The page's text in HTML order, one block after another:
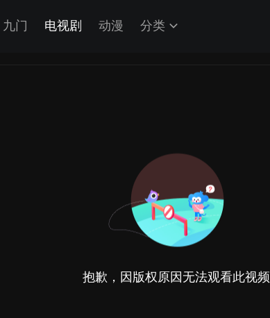
九门 电视剧 动漫 分类
抱歉，因版权原因无法观看此视频